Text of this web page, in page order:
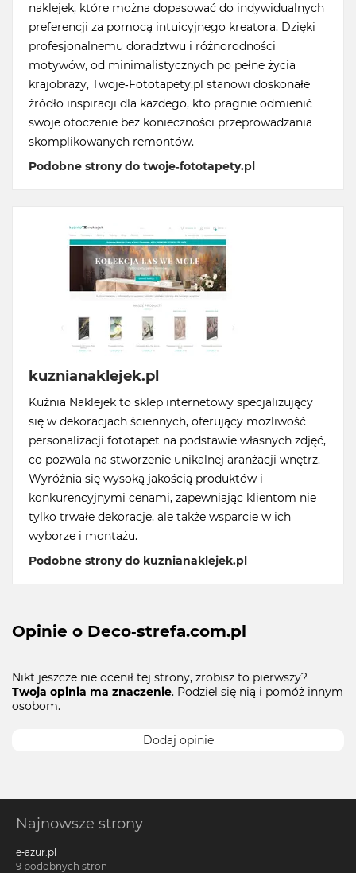
naklejek, które można dopasować do indywidualnych
preferencji za pomocą intuicyjnego kreatora. Dzięki
profesjonalnemu doradztwu i różnorodności
motywów, od minimalistycznych po pełne życia
krajobrazy, Twoje-Fototapety.pl stanowi doskonałe
źródło inspiracji dla każdego, kto pragnie odmienić
swoje otoczenie bez konieczności przeprowadzania
skomplikowanych remontów.
Podobne strony do twoje-fototapety.pl
kuznianaklejek.pl
Kuźnia Naklejek to sklep internetowy specjalizujący
się w dekoracjach ściennych, oferujący możliwość
personalizacji fototapet na podstawie własnych zdjęć,
co pozwala na stworzenie unikalnej aranżacji wnętrz.
Wyróżnia się wysoką jakością produktów i
konkurencyjnymi cenami, zapewniając klientom nie
tylko trwałe dekoracje, ale także wsparcie w ich
wyborze i montażu.
Podobne strony do kuznianaklejek.pl
Opinie o Deco-strefa.com.pl
Nikt jeszcze nie ocenił tej strony, zrobisz to pierwszy?
Twoja opinia ma znaczenie. Podziel się nią i pomóż innym
osobom.
Dodaj opinie
Najnowsze strony
e-azur.pl
9 podobnych stron